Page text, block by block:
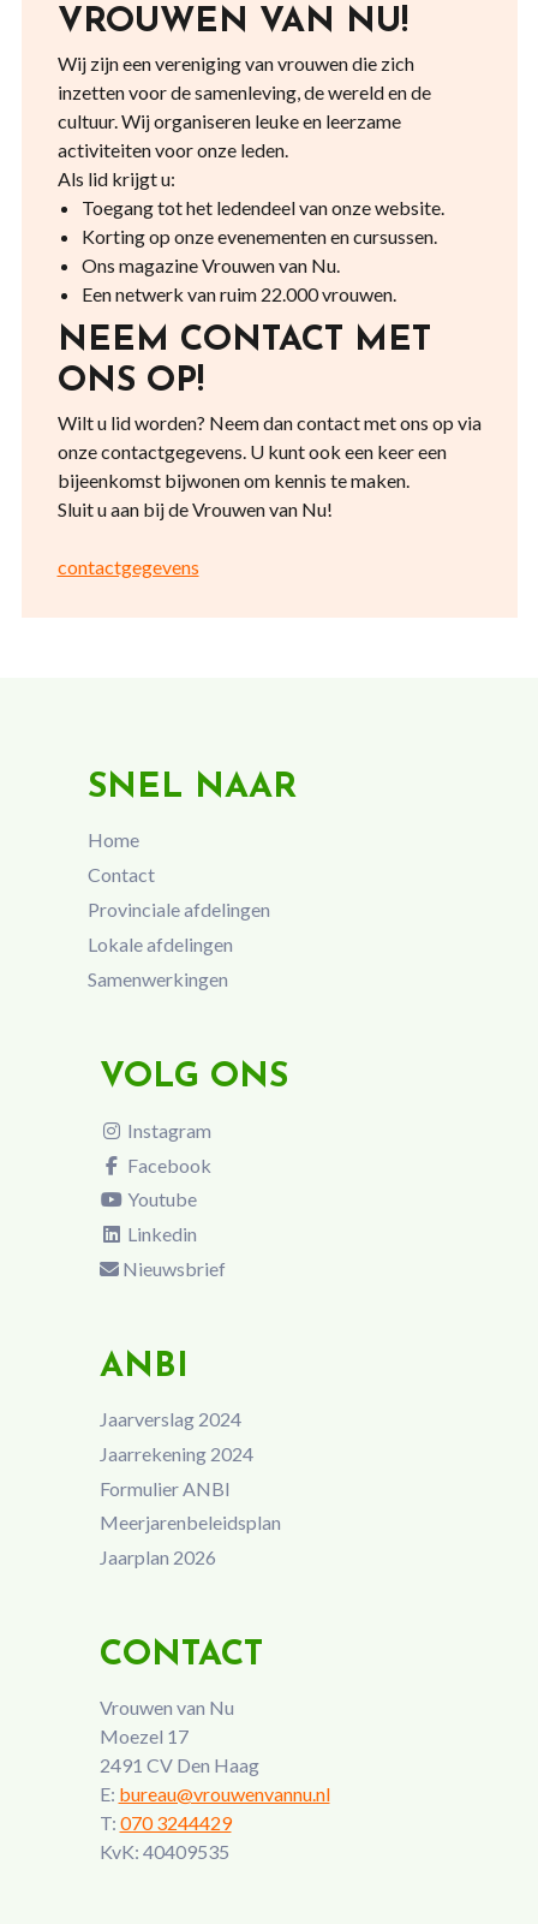
VROUWEN VAN NU!
Wij zijn een vereniging van vrouwen die zich
inzetten voor de samenleving, de wereld en de
cultuur. Wij organiseren leuke en leerzame
activiteiten voor onze leden.
Als lid krijgt u:
Toegang tot het ledendeel van onze website.
Korting op onze evenementen en cursussen.
Ons magazine Vrouwen van Nu.
Een netwerk van ruim 22.000 vrouwen.
NEEM CONTACT MET
ONS OP!
Wilt u lid worden? Neem dan contact met ons op via
onze contactgegevens. U kunt ook een keer een
bijeenkomst bijwonen om kennis te maken.
Sluit u aan bij de Vrouwen van Nu!
contactgegevens
SNEL NAAR
Home
Contact
Provinciale afdelingen
Lokale afdelingen
Samenwerkingen
VOLG ONS
Instagram
Facebook
Youtube
Linkedin
Nieuwsbrief
ANBI
Jaarverslag 2024
Jaarrekening 2024
Formulier ANBI
Meerjarenbeleidsplan
Jaarplan 2026
CONTACT
Vrouwen van Nu
Moezel 17
2491 CV Den Haag
E: bureau@vrouwenvannu.nl
T: 070 3244429
KvK: 40409535